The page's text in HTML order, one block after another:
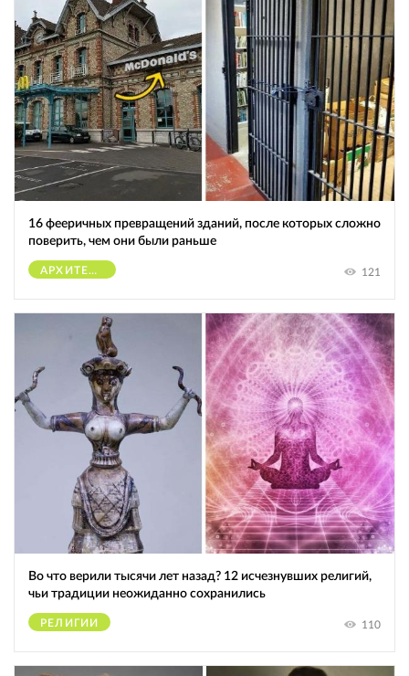
16 фееричных превращений зданий, после которых сложно
поверить, чем они были раньше
АРХИТЕКТУРА 121
Во что верили тысячи лет назад? 12 исчезнувших религий,
чьи традиции неожиданно сохранились
РЕЛИГИИ 110